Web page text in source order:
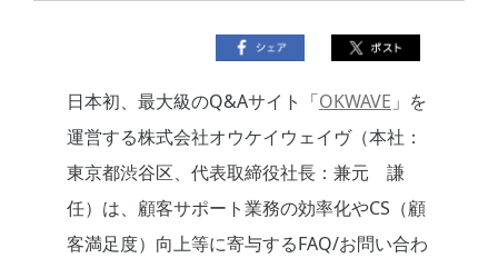
日本初、最大級のQ&Aサイト「OKWAVE 」を
運営する株式会社オウケイウェイヴ（本社：
東京都渋谷区、代表取締役社長：兼元 謙
任）は、顧客サポート業務の効率化やCS（顧
客満足度）向上等に寄与するFAQ/お問い合わ